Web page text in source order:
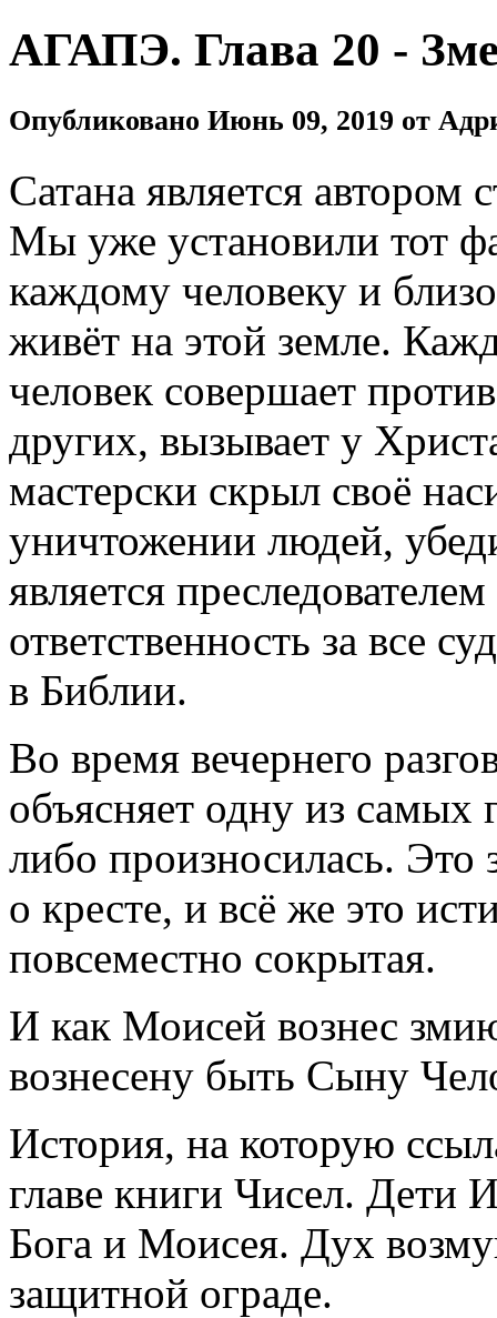
АГАПЭ. Глава 20 -
Опубликовано Июнь 09, 2019 от
Сатана является автором
Мы уже установили тот
каждому человеку и
живёт на этой земле.
человек совершает
других, вызывает у
мастерски скрыл своё
уничтожении людей,
является
ответственность за все
в Библии.
Во время вечернего
объясняет одну из самых
либо произносилась. Это
о кресте, и всё же это
повсеместно сокрытая.
И как Моисей вознес
вознесену быть Сыну
История, на которую
главе книги Чисел. Дети
Бога и Моисея. Дух
защитной ограде.